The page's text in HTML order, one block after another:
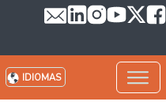
IDIOMAS